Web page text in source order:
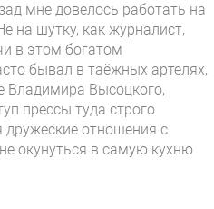
мне довелось работать на
на шутку, как журналист,
в этом богатом
бывал в таёжных артелях,
Владимира Высоцкого,
прессы туда строго
отношения с
окунуться в самую кухню